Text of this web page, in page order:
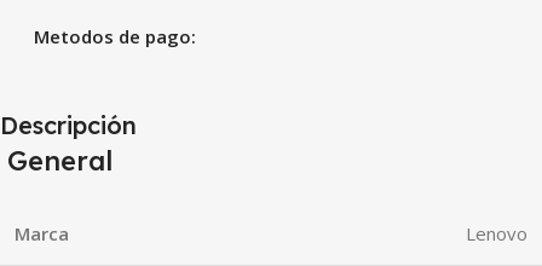
Metodos de pago:
Descripción
General
Marca Lenovo